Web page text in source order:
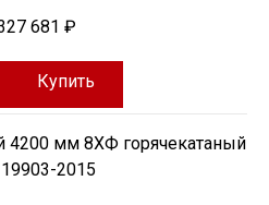
681 ₽
Купить
4200 мм 8ХФ горячекатаный
2015